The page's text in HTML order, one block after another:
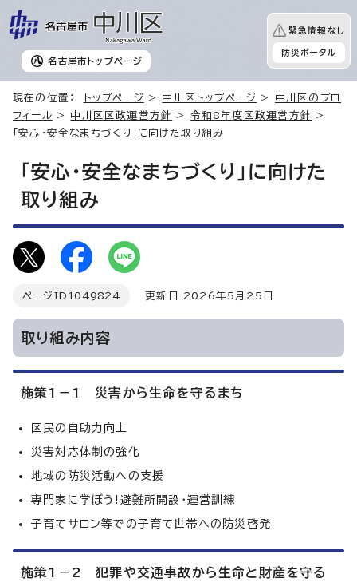
名古屋市 トップページ
緊急情報なし
防災ポータル
現在の位置： トップページ > 中川区トップページ > 中川区のプロ
フィール > 中川区区政運営方針 > 令和8年度区政運営方針
>
「安心・安全なまちづくり」に向けた取り組み
「安心・安全なまちづくり」に向けた
取り組み
ページID 1049824 更新日 2026年5月25日
取り組み内容
施策1－1 災害から生命を守るまち
区民の自助力向上
災害対応体制の強化
地域の防災活動への支援
専門家に学ぼう!避難所開設・運営訓練
子育てサロン等での子育て世帯への防災啓発
施策1－2 犯罪や交通事故から生命と財産を守る